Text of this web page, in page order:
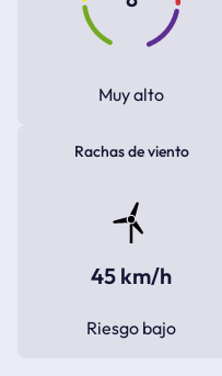
Muy alto
Rachas de viento
45 km/h
Riesgo bajo